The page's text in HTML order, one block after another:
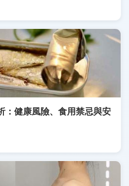
：健康風險、食用禁忌與安